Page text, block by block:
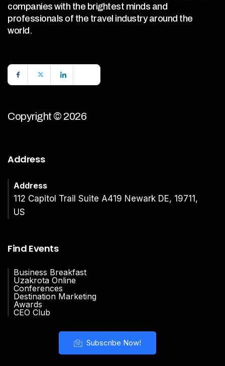
companies with the brightest minds and
professionals of the travel industry around the
world.
Copyright © 2026
Address
Address
112 Capitol Trail Suite A419 Newark DE, 19711,
US
Find Events
Business Breakfast
Uzakrota Online
Conferences
Destination Marketing
Awards
CEO Club
Subscribe Now!